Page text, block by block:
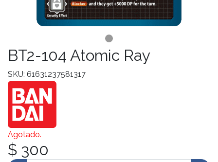
BT2-104 Atomic Ray
SKU: 61631237581317
Agotado.
$ 300